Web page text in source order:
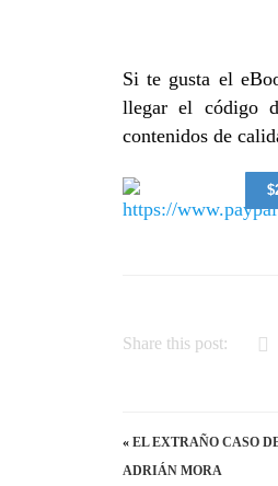
Si te gusta el
llegar el código
contenidos de
Share this post:
« EL EXTRAÑO CASO
ADRIÁN MORA